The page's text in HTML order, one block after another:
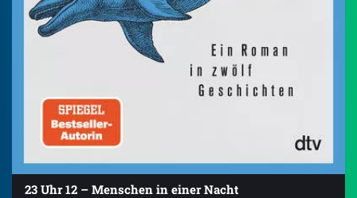
23 Uhr 12 – Menschen in einer Nacht